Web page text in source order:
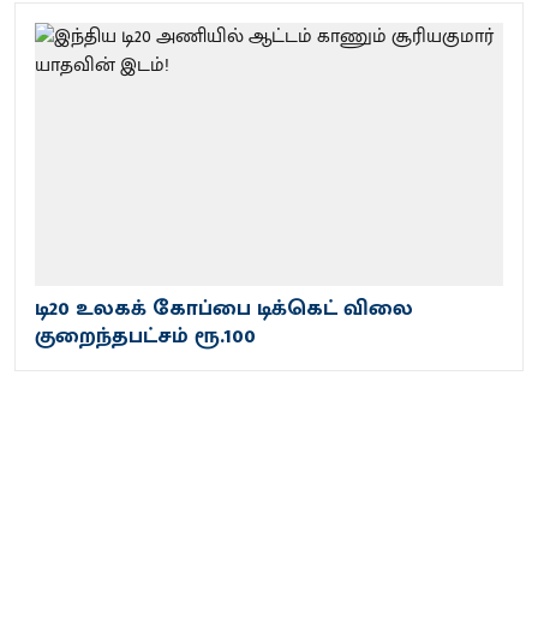
டி20 உலகக் கோப்பை டிக்கெட் விலை
குறைந்தபட்​சம் ரூ.100